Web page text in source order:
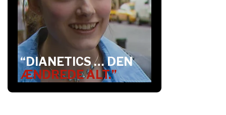
“DIANETICS … DEN
ÆNDREDE ALT.”